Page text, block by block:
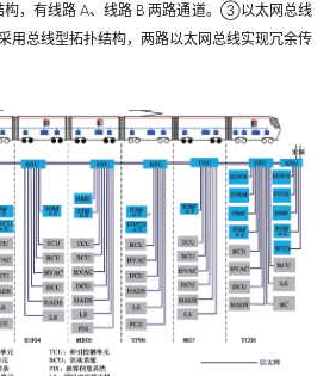
构，有线路 A、线路 B 两路通道。③以太网总线
用总线型拓扑结构，两路以太网总线实现冗余传